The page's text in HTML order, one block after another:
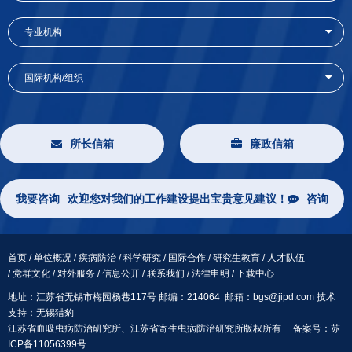
专业机构
国际机构/组织
所长信箱 廉政信箱
我要咨询 欢迎您对我们的工作建设提出宝贵意见建议！ 咨询
首页 /单位概况 /疾病防治 /科学研究 / 国际合作 /研究生教育 / 人才队伍
/党群文化 /对外服务 /信息公开 /联系我们 /法律申明 /下载中心
地址：江苏省无锡市梅园杨巷117号 邮编：214064 邮箱：bgs@jipd.com 技术
支持： 无锡猎豹
江苏省血吸虫病防治研究所、江苏省寄生虫病防治研究所版权所有 备案号： 苏
ICP备11056399号